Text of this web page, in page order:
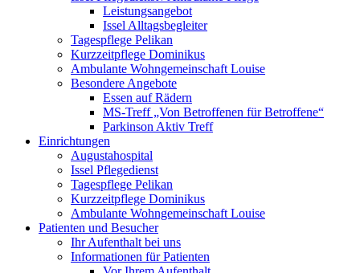
Leistungsangebot
Issel Alltagsbegleiter
Tagespflege Pelikan
Kurzzeitpflege Dominikus
Ambulante Wohngemeinschaft Louise
Besondere Angebote
Essen auf Rädern
MS-Treff „Von Betroffenen für Betroffene“
Parkinson Aktiv Treff
Einrichtungen
Augustahospital
Issel Pflegedienst
Tagespflege Pelikan
Kurzzeitpflege Dominikus
Ambulante Wohngemeinschaft Louise
Patienten und Besucher
Ihr Aufenthalt bei uns
Informationen für Patienten